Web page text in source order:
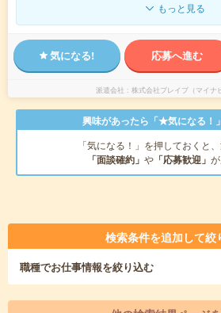
もっと見る
気になる! 応募へ進む
派遣会社 株式会社ブレイブ（マイナ
興味があったら「★気になる！
「気になる！」を押しておくと
「面談確約」 や 「応募歓迎」
検索条件を追加して絞
職種でお仕事情報を絞り込む